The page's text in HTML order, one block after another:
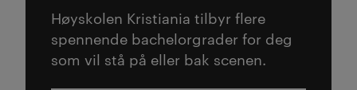
Høyskolen Kristiania tilbyr flere
spennende bachelorgrader for deg
som vil stå på eller bak scenen.